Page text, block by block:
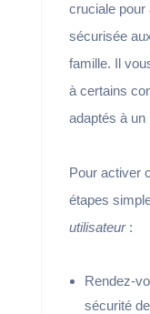
cruciale pour
sécurisée
famille. Il
à certains
adaptés à un
Pour activer
étapes
utilisateur:
Rendez-
sécurité